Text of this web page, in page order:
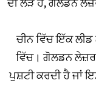
ਚੀਨ ਵਿੱਚ ਇੱਕ ਲੀਡ
ਵਿੱਚ। ਗੋਲਡਨ ਲੇਜ਼ਰ
ਪੁਸ਼ਟੀ ਕਰਦੀ ਹੈ ਜਾਂ